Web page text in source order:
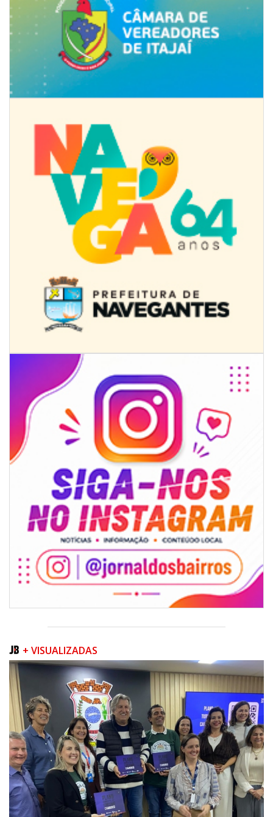
08/08/2026 | 07:00
8º Capoezade promove semana de oficinas gratuitas e atividades
culturais em Itajaí
GERAL
08/08/2026 | 07:00
Univali e Câmara de Vereadores de Itajaí reúnem especialistas para
discutir políticas públicas e inovação
BALNEÁRIO CAMBORIÚ
08/08/2026 | 07:00
Teatro Bruno Nitz terá concerto “Rock ao Piano” neste sábado
BALNEÁRIO CAMBORIÚ
+ VISUALIZADAS